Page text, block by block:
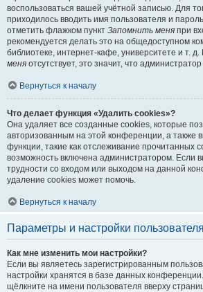
воспользоваться вашей учётной записью. Для
приходилось вводить имя пользователя и
отметить флажком пункт Запомнить меня при
рекомендуется делать это на общедоступном
библиотеке, интернет-кафе, университете и т. д.
меня отсутствует, это значит, что
Вернуться к началу
Что делает функция «Удалить cookies»?
Она удаляет все созданные cookies, которые
авторизованным на этой конференции, а также
функции, такие как отслеживание прочитанных
возможность включена администратором. Если
трудности со входом или выходом на данной
удаление cookies может помочь.
Вернуться к началу
Параметры и настройки пользователя
Как мне изменить мои настройки?
Если вы являетесь зарегистрированным
настройки хранятся в базе данных
щёлкните на имени пользователя вверху